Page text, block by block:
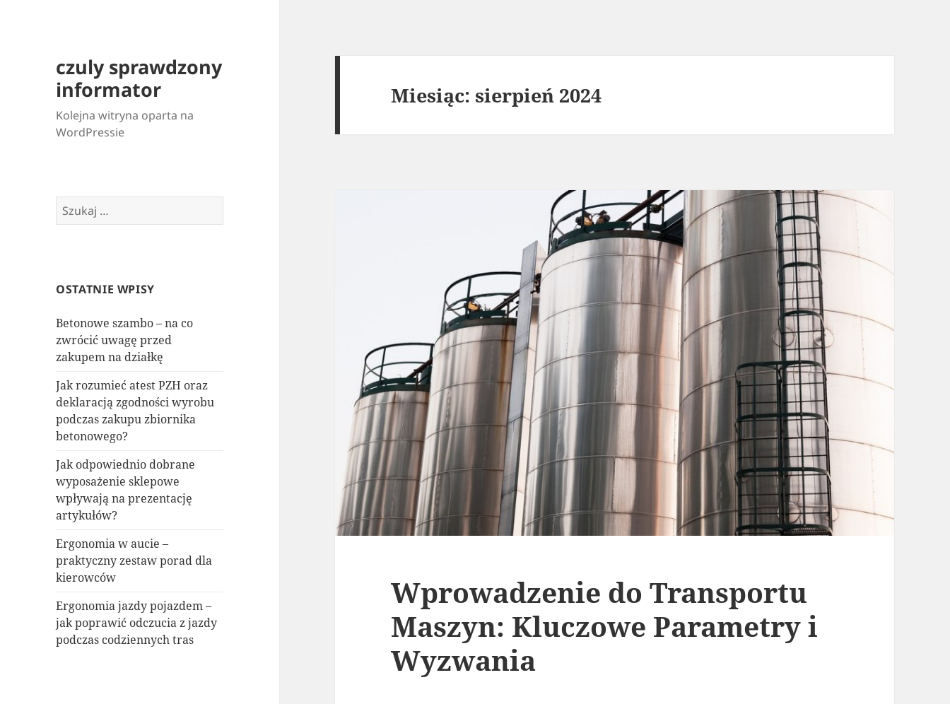
czuly sprawdzony
informator
Kolejna witryna oparta na
WordPressie
Szukaj:
OSTATNIE WPISY
Betonowe szambo – na co
zwrócić uwagę przed
zakupem na działkę
Jak rozumieć atest PZH oraz
deklaracją zgodności wyrobu
podczas zakupu zbiornika
betonowego?
Jak odpowiednio dobrane
wyposażenie sklepowe
wpływają na prezentację
artykułów?
Ergonomia w aucie –
praktyczny zestaw porad dla
kierowców
Ergonomia jazdy pojazdem –
jak poprawić odczucia z jazdy
podczas codziennych tras
Miesiąc:sierpień 2024
Wprowadzenie do Transportu
Maszyn: Kluczowe Parametry i
Wyzwania